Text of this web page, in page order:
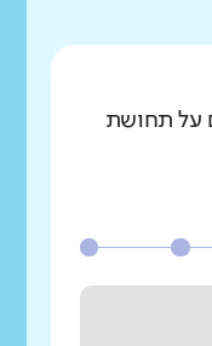
על תחושת